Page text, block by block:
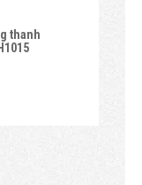
thanh